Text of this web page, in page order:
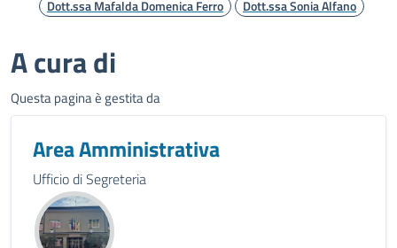
Dott.ssa Mafalda Domenica Ferro Dott.ssa Sonia Alfano
A cura di
Questa pagina è gestita da
Area Amministrativa
Ufficio di Segreteria